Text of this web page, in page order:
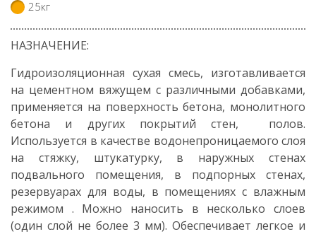
25кг
НАЗНАЧЕНИЕ:
Гидроизоляционная сухая смесь, изготавливается
на цементном вяжущем с различными добавками,
применяется на поверхность бетона, монолитного
бетона и других покрытий стен, полов.
Используется в качестве водонепроницаемого слоя
на стяжку, штукатурку, в наружных стенах
подвального помещения, в подпорных стенах,
резервуарах для воды, в помещениях с влажным
режимом . Можно наносить в несколько слоев
(один слой не более 3 мм). Обеспечивает легкое и